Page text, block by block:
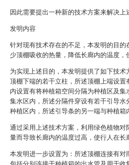
因此需要提出一种新的技术方案来解决上
发明内容
针对现有技术存在的不足，本发明的目
少顶棚吸收的热量，降低长廊内的温度，
为实现上述目的，本发明提供了如下技
顶棚下端的若干立柱，所述顶棚上端设
内设置有将种植箱空间分隔为种植区及
集水区内，所述分隔件穿设有若干引导
种植区内，所述引导条的另一端与种植箱
通过采用上述技术方案，利用绿色植物
量而导致长廊内的温度过高，使行人在长
本发明进一步设置为：所述顶棚连接有